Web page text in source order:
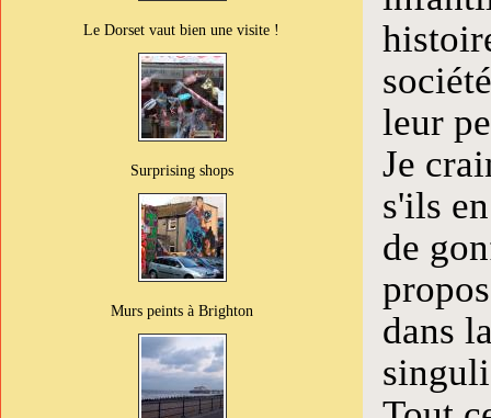
Le Dorset vaut bien une visite !
Surprising shops
Murs peints à Brighton
leur
Je
s'ils
de
dans